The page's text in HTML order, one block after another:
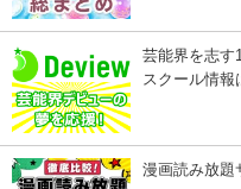
芸能界を志す
スクール情報
漫画読み放題